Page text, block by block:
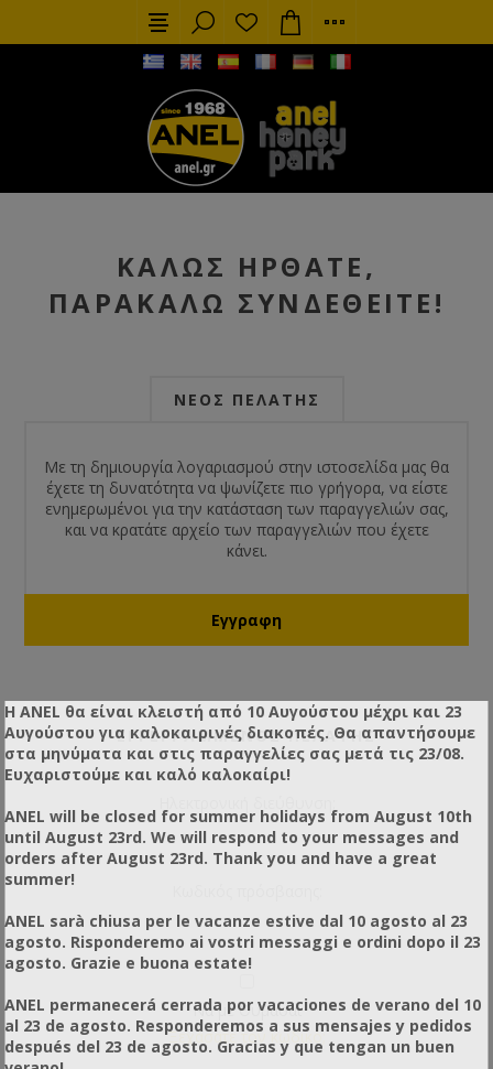
ΚΑΛΏΣ ΉΡΘΑΤΕ,
ΠΑΡΑΚΑΛΏ ΣΥΝΔΕΘΕΊΤΕ!
ΝΈΟΣ ΠΕΛΆΤΗΣ
Με τη δημιουργία λογαριασμού στην ιστοσελίδα μας θα
έχετε τη δυνατότητα να ψωνίζετε πιο γρήγορα, να είστε
ενημερωμένοι για την κατάσταση των παραγγελιών σας,
και να κρατάτε αρχείο των παραγγελιών που έχετε
κάνει.
ΕΓΓΕΓΡΑΜΜΈΝΟΣ ΠΕΛΆΤΗΣ
Να με Θυμάσαι
Ξεχάσατε τον κωδικό;
Η ANEL θα είναι κλειστή από 10 Αυγούστου μέχρι και 23
Αυγούστου για καλοκαιρινές διακοπές. Θα απαντήσουμε
στα μηνύματα και στις παραγγελίες σας μετά τις 23/08.
Ευχαριστούμε και καλό καλοκαίρι!
ANEL will be closed for summer holidays from August 10th
until August 23rd. We will respond to your messages and
orders after August 23rd. Thank you and have a great
summer!
ANEL sarà chiusa per le vacanze estive dal 10 agosto al 23
agosto. Risponderemo ai vostri messaggi e ordini dopo il 23
agosto. Grazie e buona estate!
ANEL permanecerá cerrada por vacaciones de verano del 10
al 23 de agosto. Responderemos a sus mensajes y pedidos
después del 23 de agosto. Gracias y que tengan un buen